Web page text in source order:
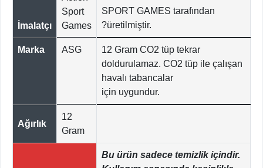
İmalatçı
Sport
Games
SPORT GAMES tarafından
?üretilmiştir.
Marka ASG
12 Gram CO2 tüp tekrar
doldurulamaz. CO2 tüp ile çalışan
havalı tabancalar
için uygundur.
Ağırlık
12
Gram
Bu ürün sadece temizlik içindir.